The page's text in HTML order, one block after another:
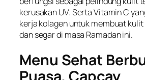
kerusakan UV. Serta Vitamin C
kerja kolagen untuk membuat
dan segar di masa Ramadan ini.
Menu Sehat